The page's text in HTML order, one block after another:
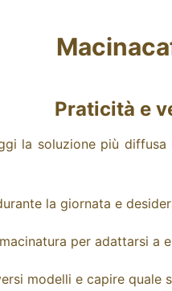
Praticità e
la soluzione più
la giornata e
per adattarsi a
modelli e capire